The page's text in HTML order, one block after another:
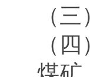
（
（